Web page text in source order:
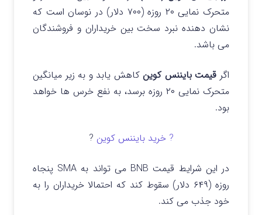
متحرک نمایی ۲۰ روزه (۷۰۰ دلار) در نوسان است که
نشان دهنده نبرد سخت بین خریداران و فروشندگان
می باشد.
اگر قیمت بایننس کوینکاهش یابد و به زیر میانگین
متحرک نمایی ۲۰ روزه برسد، به نفع خرس ها خواهد
بود.
? خرید بایننس کوین ?
در این شرایط قیمت BNB می تواند به SMA پنجاه
روزه (۶۴۹ دلار) سقوط کند که احتمالا خریداران را به
خود جذب می کند.